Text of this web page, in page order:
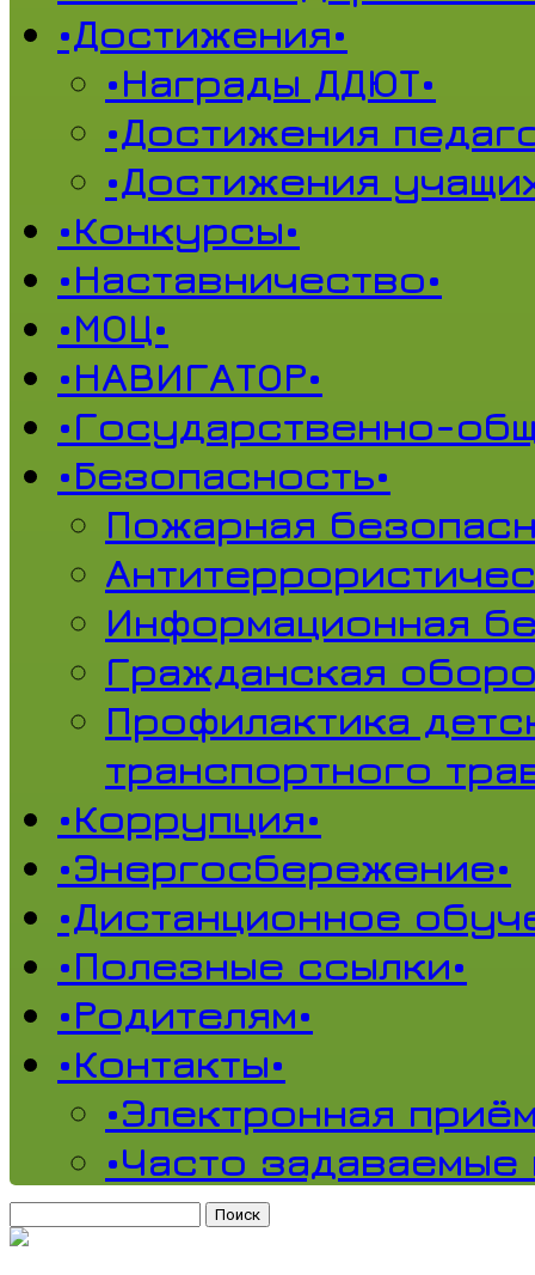
•Достижения•
•Награды ДДЮТ•
•Достижения
•Достижения
•Конкурсы•
•Наставничество•
•МОЦ•
•НАВИГАТОР•
•Государственно-
•Безопасность•
Пожарная
Информационная
Гражданская
Профилактика
транспортного
•Коррупция•
•Энергосбережение•
•Дистанционное
•Полезные ссылки•
•Родителям•
•Контакты•
•Электронная
•Часто